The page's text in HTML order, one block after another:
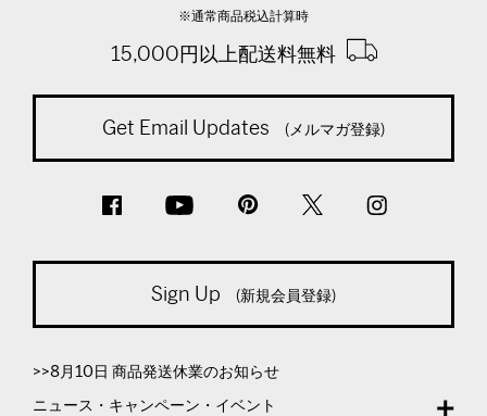
※通常商品税込計算時
15,000円以上配送料無料
Get Email Updates (メルマガ登録)
Sign Up (新規会員登録)
>>8月10日 商品発送休業のお知らせ
ニュース・キャンペーン・イベント